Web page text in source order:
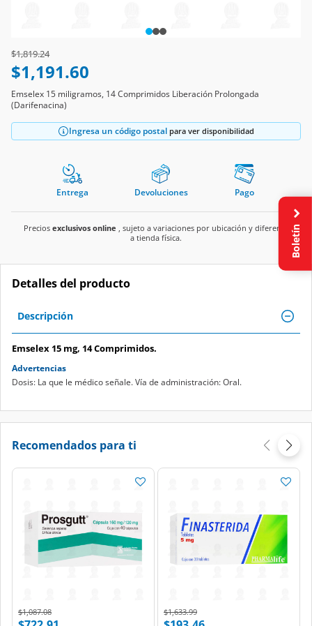
Price reduced from
$1,819.24to
$1,191.60
Emselex 15 miligramos, 14 Comprimidos Liberación Prolongada
(Darifenacina)
Ingresa un código postal para ver disponibilidad
Entrega Devoluciones Pago
Precios exclusivos online , sujeto a variaciones por ubicación y diferente
a tienda física.
Detalles del producto
Descripción
Emselex 15 mg, 14 Comprimidos.
Advertencias
Dosis: La que le médico señale. Vía de administración: Oral.
Recomendados para ti
Price reduced from
$1,087.08to Price reduced from
$1,633.99to
Boletín